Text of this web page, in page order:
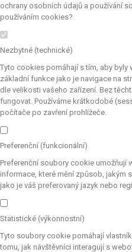
ochrany osobních údajů a používání
používáním cookies?
Nezbytné (technické)
Tyto cookies pomáhají s tím, aby byly
základní funkce jako je navigace na
dle velikosti vašeho zařízení. Bez
fungovat. Používáme krátkodobé
počítače po zavření prohlížeče.
Preferenční (funkcionální)
Preferenční soubory cookie umožňují
informace, které mění způsob, jakým
jako je váš preferovaný jazyk nebo
Statistické (výkonnostní)
Tyto soubory cookie pomáhají
tomu, jak návštěvníci interagují s